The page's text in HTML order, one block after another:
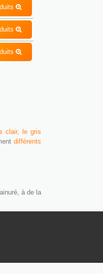
clair, le gris
différents
à de la